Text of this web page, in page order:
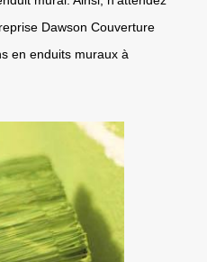
Dawson Couverture
en enduits muraux à